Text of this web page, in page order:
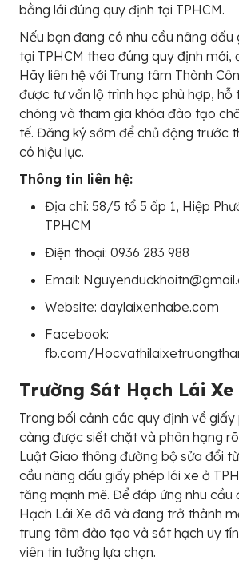
bằng lái đúng quy định tại TPHCM.
Nếu bạn đang có nhu cầu nâng dấu
tại TPHCM theo đúng quy định mới,
Hãy liên hệ với Trung tâm Thành
được tư vấn lộ trình học phù hợp, hỗ
chóng và tham gia khóa đào tạo
tế. Đăng ký sớm để chủ động trước
có hiệu lực.
Thông tin liên hệ:
Địa chỉ: 58/5 tổ 5 ấp 1, Hiệp
TPHCM
Điện thoại: 0936 283 988
Email:
Website: daylaixenhabe.com
Facebook:
fb.com/
Trường Sát Hạch Lái Xe
Trong bối cảnh các quy định về
càng được siết chặt và phân hạng
Luật Giao thông đường bộ sửa đổi
cầu nâng dấu giấy phép lái xe ở
tăng mạnh mẽ. Để đáp ứng nhu cầu
Hạch Lái Xe đã và đang trở thành
trung tâm đào tạo và sát hạch uy
viên tin tưởng lựa chọn.